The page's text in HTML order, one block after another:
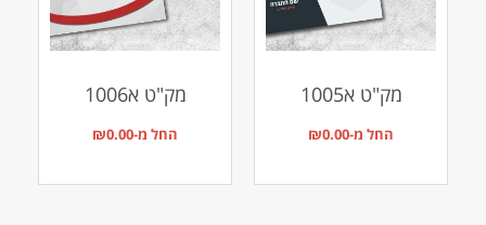
מק"ט א1005
החל מ- ₪0.00
מק"ט א1006
החל מ- ₪0.00